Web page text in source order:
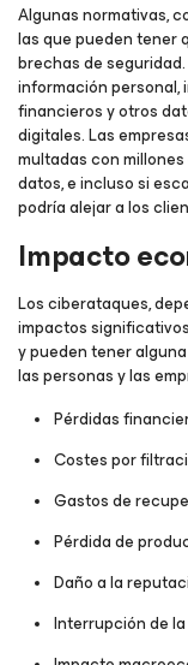
Algunas normativas,
las que pueden tener
brechas de
información personal,
financieros y otros
digitales. Las
multadas con
datos, e incluso si
podría alejar a los
Impacto
Los ciberataques,
impactos
y pueden tener
las personas y las
Pérdidas
Costes por
Gastos de
Pérdida de
Daño a la
Interrupción de